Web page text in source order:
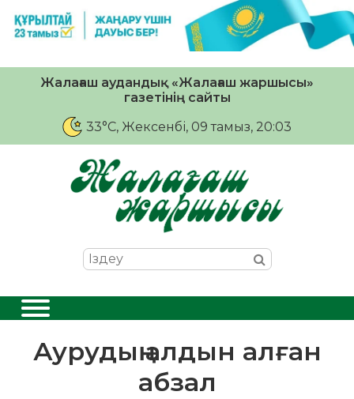
Жалағаш аудандық «Жалағаш жаршысы»
газетінің сайты
33°C, Жексенбі, 09 тамыз, 20:03
Аурудың алдын алған
абзал